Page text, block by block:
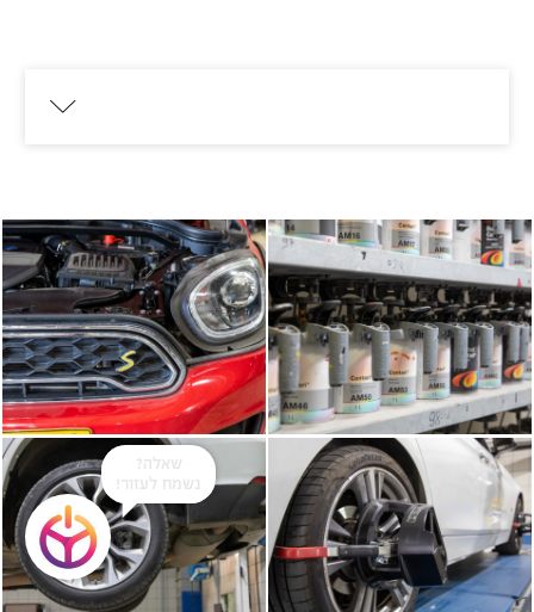
שאלה?
נשמח לעזור!